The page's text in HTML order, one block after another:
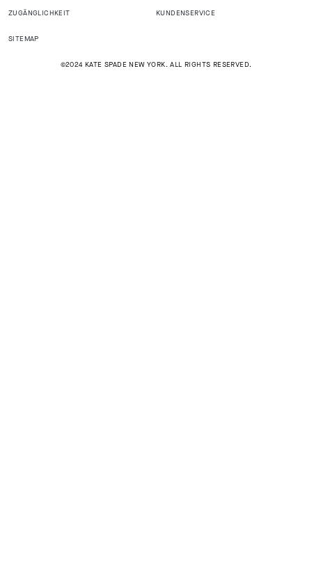
ZUGÄNGLICHKEIT KUNDENSERVICE
SITEMAP
©2024 KATE SPADE NEW YORK. ALL RIGHTS RESERVED.